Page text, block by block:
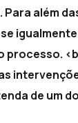
Para além
processo.
de um